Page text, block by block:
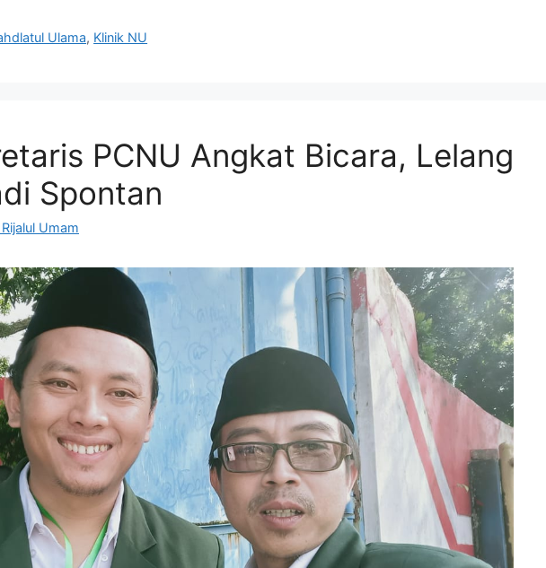
Ulama, Klinik NU
PCNU Angkat Bicara, Lelang
Spontan
Umam